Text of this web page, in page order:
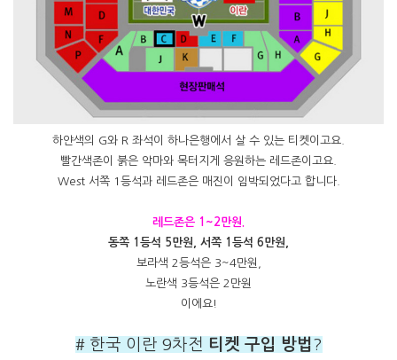
하얀색의 G와 R 좌석이 하나은행에서 살 수 있는 티켓이고요.
빨간색존이 붉은 악마와 목터지게 응원하는 레드존이고요.
West 서쪽 1등석과 레드존은 매진이 임박되었다고 합니다.
레드존은 1~2만원.
동쪽 1등석 5만원, 서쪽 1등석 6만원,
보라색 2등석은 3~4만원,
노란색 3등석은 2만원
이에요!
# 한국 이란 9차전 티켓 구입 방법 ?